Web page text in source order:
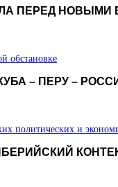
ПЕРЕД НОВЫМИ
обстановке
– ПЕРУ –
политических и